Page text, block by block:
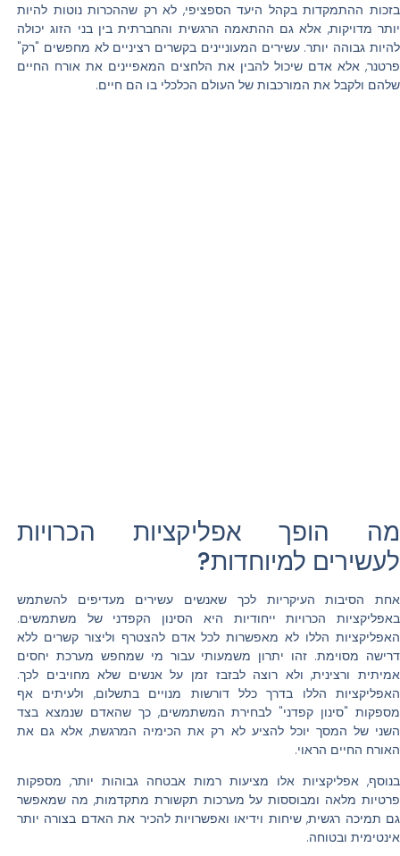
בזכות ההתמקדות בקהל היעד הספציפי, לא רק שההכרות נוטות להיות
יותר מדויקות, אלא גם ההתאמה הרגשית והחברתית בין בני הזוג יכולה
להיות גבוהה יותר. עשירים המעוניינים בקשרים רציניים לא מחפשים "רק"
פרטנר, אלא אדם שיכול להבין את הלחצים המאפיינים את אורח החיים
שלהם ולקבל את המורכבות של העולם הכלכלי בו הם חיים.
מה הופך אפליקציות הכרויות
לעשירים למיוחדות?
אחת הסיבות העיקריות לכך שאנשים עשירים מעדיפים להשתמש
באפליקציות הכרויות ייחודיות היא הסינון הקפדני של משתמשים.
האפליקציות הללו לא מאפשרות לכל אדם להצטרף וליצור קשרים ללא
דרישה מסוימת. זהו יתרון משמעותי עבור מי שמחפש מערכת יחסים
אמיתית ורצינית, ולא רוצה לבזבז זמן על אנשים שלא מחויבים לכך.
האפליקציות הללו בדרך כלל דורשות מנויים בתשלום, ולעיתים אף
מספקות "סינון קפדני" לבחירת המשתמשים, כך שהאדם שנמצא בצד
השני של המסך יוכל להציע לא רק את הכימיה המרגשת, אלא גם את
האורח החיים הראוי.
בנוסף, אפליקציות אלו מציעות רמות אבטחה גבוהות יותר, מספקות
פרטיות מלאה ומבוססות על מערכות תקשורת מתקדמות, מה שמאפשר
גם תמיכה רגשית, שיחות וידיאו ואפשרויות להכיר את האדם בצורה יותר
אינטימית ובטוחה.